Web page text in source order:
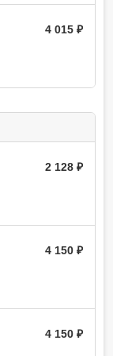
4 015
2 128
4 150
4 150